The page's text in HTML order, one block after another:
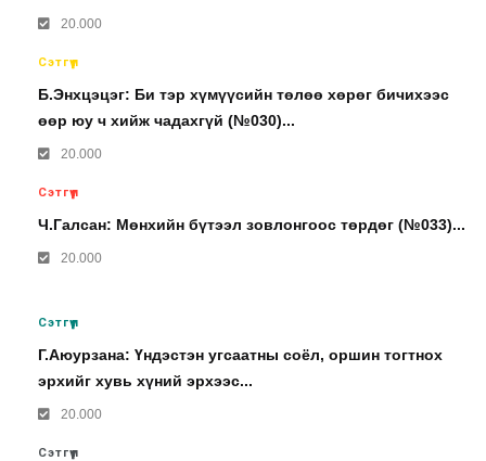
20.000
Сэтгүүл
Б.Энхцэцэг: Би тэр хүмүүсийн төлөө хөрөг бичихээс
өөр юу ч хийж чадахгүй (№030)...
20.000
Сэтгүүл
Ч.Галсан: Мөнхийн бүтээл зовлонгоос төрдөг (№033)...
20.000
Сэтгүүл
Г.Аюурзана: Үндэстэн угсаатны соёл, оршин тогтнох
эрхийг хувь хүний эрхээс...
20.000
Сэтгүүл